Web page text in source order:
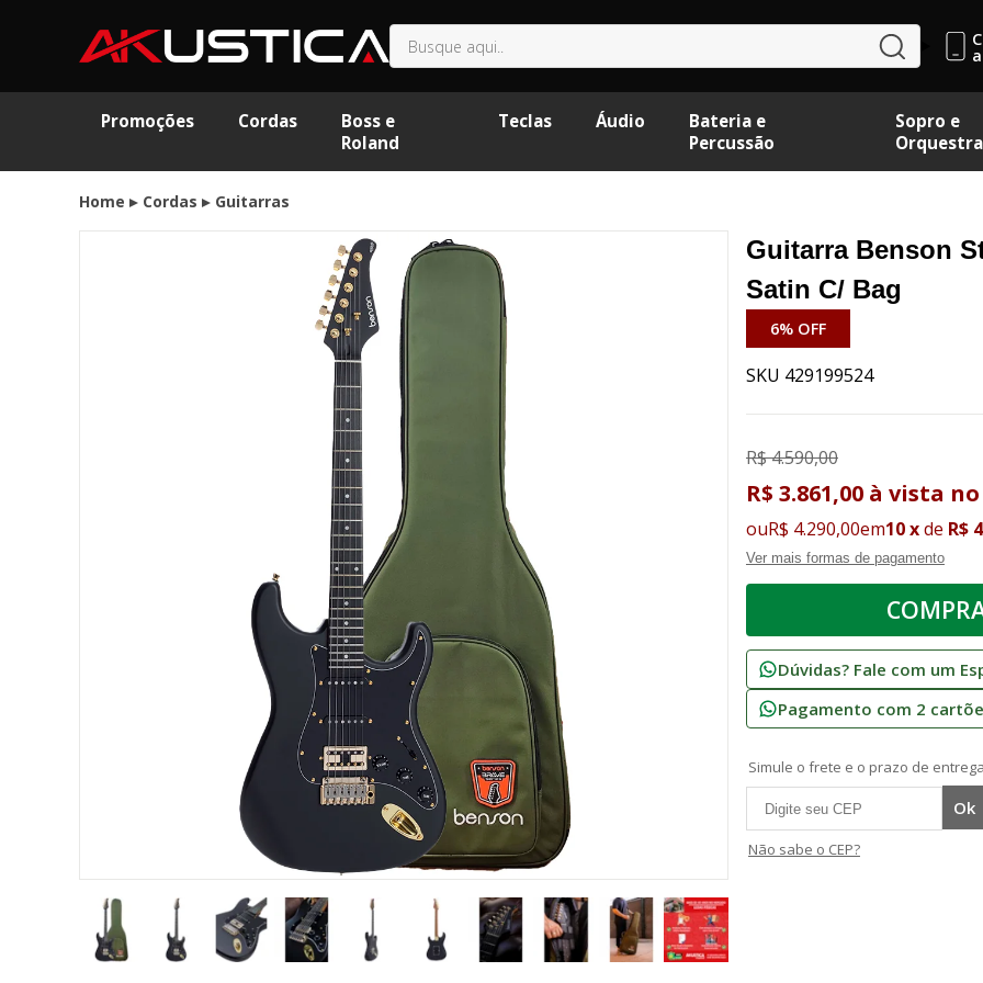
buscar
Promoções Cordas
Boss e
Roland
Teclas Áudio
Bateria e
Percussão
Sopro e
Orquestra
Home Cordas Guitarras
Guitarra Benson
Satin C/ Bag
6% OFF
SKU 429199524
R$ 4.590,00
R$ 3.861,00 à vista no
ouR$ 4.290,00em10xde R$
Ver mais formas de pagamento
Dúvidas? Fale com um
Pagamento com 2
Simule o frete e o prazo de
Não sabe o CEP?